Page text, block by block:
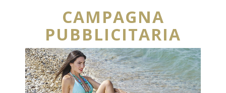
CAMPAGNA
PUBBLICITARIA